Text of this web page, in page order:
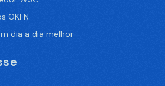
OKFN
dia a dia melhor